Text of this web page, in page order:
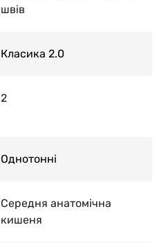
швів
Класика 2.0
2
Однотонні
Середня анатомічна
кишеня